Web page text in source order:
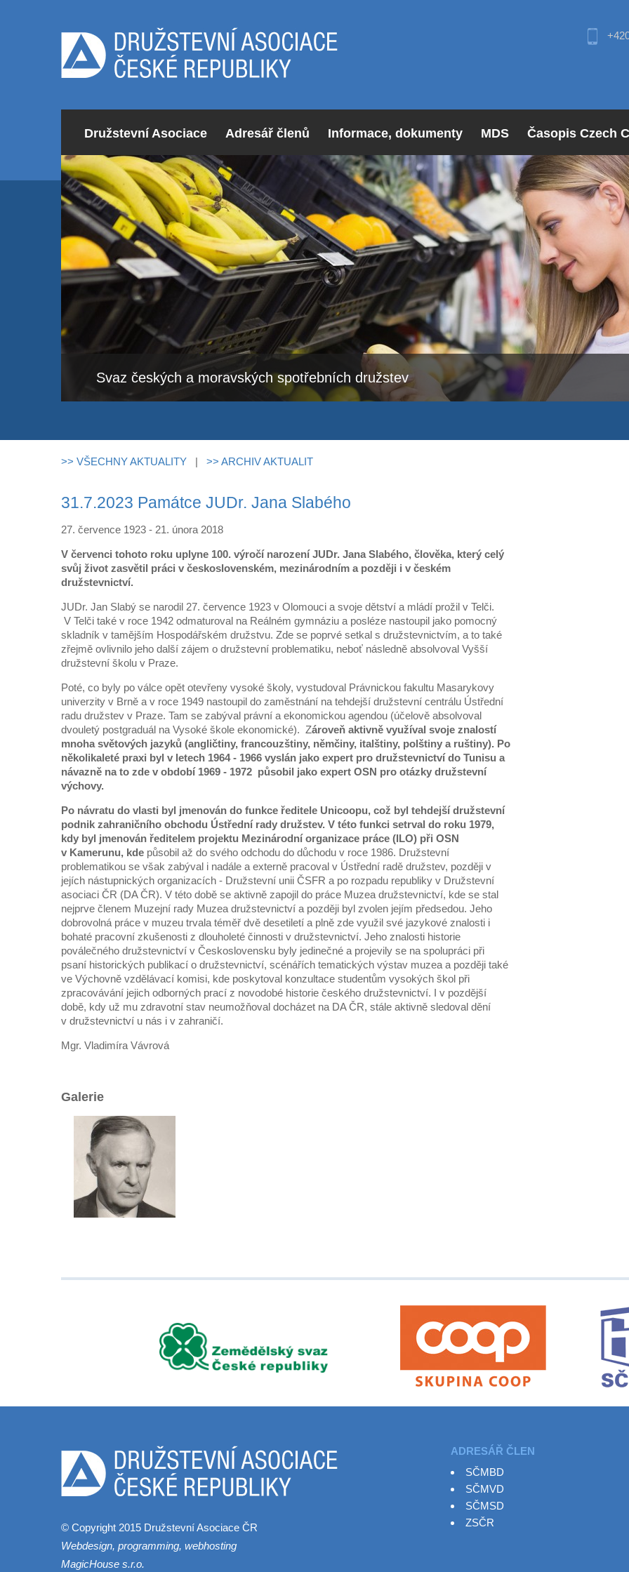
Družstevní Asociace Adresář členů Informace, dokumenty MDS Časopis Czech
Svaz českých a moravských spotřebních družstev
>> VŠECHNY AKTUALITY | >> ARCHIV AKTUALIT
31.7.2023 Památce JUDr. Jana Slabého
27. července 1923 - 21. února 2018
V červenci tohoto roku uplyne 100. výročí narození JUDr. Jana Slabého, člověka, který celý
svůj život zasvětil práci v československém, mezinárodním a později i v českém
družstevnictví.
JUDr. Jan Slabý se narodil 27. července 1923 v Olomouci a svoje dětství a mládí prožil v Telči.
V Telči také v roce 1942 odmaturoval na Reálném gymnáziu a posléze nastoupil jako pomocný
skladník v tamějším Hospodářském družstvu. Zde se poprvé setkal s družstevnictvím, a to také
zřejmě ovlivnilo jeho další zájem o družstevní problematiku, neboť následně absolvoval Vyšší
družstevní školu v Praze.
Poté, co byly po válce opět otevřeny vysoké školy, vystudoval Právnickou fakultu Masarykovy
univerzity v Brně a v roce 1949 nastoupil do zaměstnání na tehdejší družstevní centrálu Ústřední
radu družstev v Praze. Tam se zabýval právní a ekonomickou agendou (účelově absolvoval
dvouletý postgraduál na Vysoké škole ekonomické). Zároveň aktivně využíval svoje znalostí
mnoha světových jazyků (angličtiny, francouzštiny, němčiny, italštiny, polštiny a ruštiny). Po
několikaleté praxi byl v letech 1964 - 1966 vyslán jako expert pro družstevnictví do Tunisu a
návazně na to zde v období 1969 - 1972 působil jako expert OSN pro otázky družstevní
výchovy.
Po návratu do vlasti byl jmenován do funkce ředitele Unicoopu, což byl tehdejší družstevní
podnik zahraničního obchodu Ústřední rady družstev. V této funkci setrval do roku 1979,
kdy byl jmenován ředitelem projektu Mezinárodní organizace práce (ILO) při OSN
v Kamerunu, kde působil až do svého odchodu do důchodu v roce 1986. Družstevní
problematikou se však zabýval i nadále a externě pracoval v Ústřední radě družstev, později v
jejích nástupnických organizacích - Družstevní unii ČSFR a po rozpadu republiky v Družstevní
asociaci ČR (DA ČR). V této době se aktivně zapojil do práce Muzea družstevnictví, kde se stal
nejprve členem Muzejní rady Muzea družstevnictví a později byl zvolen jejím předsedou. Jeho
dobrovolná práce v muzeu trvala téměř dvě desetiletí a plně zde využil své jazykové znalosti i
bohaté pracovní zkušenosti z dlouholeté činnosti v družstevnictví. Jeho znalosti historie
poválečného družstevnictví v Československu byly jedinečné a projevily se na spolupráci při
psaní historických publikací o družstevnictví, scénářích tematických výstav muzea a později také
ve Výchovně vzdělávací komisi, kde poskytoval konzultace studentům vysokých škol při
zpracovávání jejich odborných prací z novodobé historie českého družstevnictví. I v pozdější
době, kdy už mu zdravotní stav neumožňoval docházet na DA ČR, stále aktivně sledoval dění
v družstevnictví u nás i v zahraničí.
Mgr. Vladimíra Vávrová
Galerie
ADRESÁŘ ČLEN
SČMBD
SČMVD
SČMSD
ZSČR
© Copyright 2015 Družstevní Asociace ČR
Webdesign, programming, webhosting
MagicHouse s.r.o.